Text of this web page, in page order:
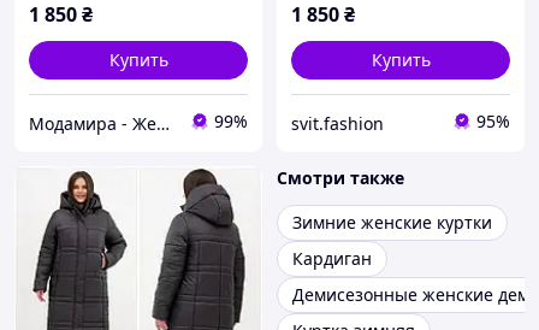
1 850₴
Купить
Модамира - Женская одежда 99%
1 850₴
Купить
svit.fashion 95%
Смотри также
Зимние женские куртки
Кардиган
Демисезонные женские